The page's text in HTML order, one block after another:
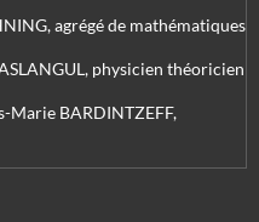
agrégé de mathématiques
physicien théoricien
Marie BARDINTZEFF,